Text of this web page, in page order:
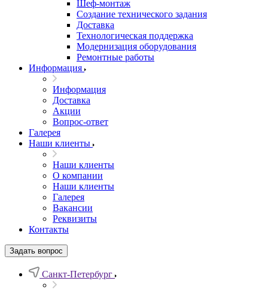
Шеф-монтаж
Создание технического задания
Доставка
Технологическая поддержка
Модернизация оборудования
Ремонтные работы
Информация
Информация
Доставка
Акции
Вопрос-ответ
Галерея
Наши клиенты
Наши клиенты
О компании
Наши клиенты
Галерея
Вакансии
Реквизиты
Контакты
Задать вопрос
Санкт-Петербург